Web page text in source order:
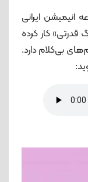
ایرانی
قدرتی» کار کرده
بی‌کلام دارد.